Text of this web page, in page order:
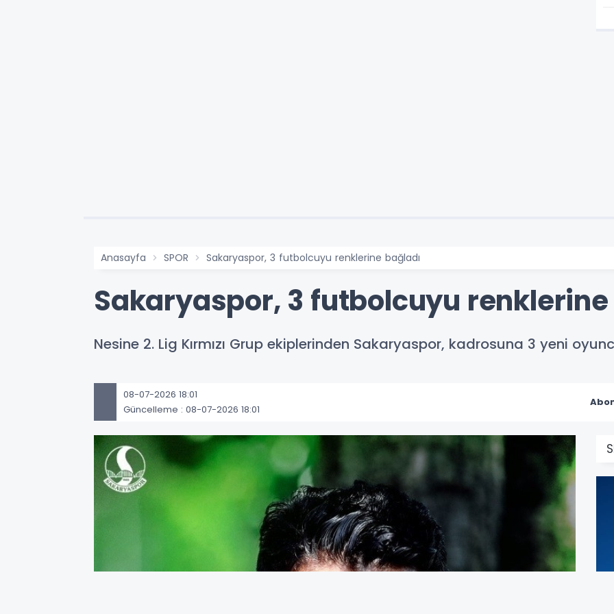
Anasayfa SPOR Sakaryaspor, 3 futbolcuyu renklerine bağladı
Sakaryaspor, 3 futbolcuyu renklerine
Nesine 2. Lig Kırmızı Grup ekiplerinden Sakaryaspor, kadrosuna 3 yeni
08-07-2026 18:01
Güncelleme : 08-07-2026 18:01